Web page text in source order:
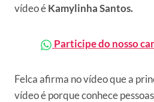
vídeo éKamylinha Santos.
Participe do nosso
Felca afirma no vídeo que a
vídeo é porque conhece